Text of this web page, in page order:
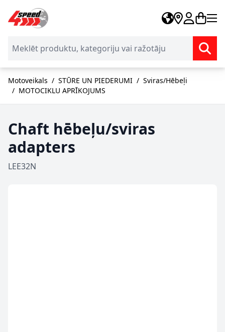
Skip to Content
Motoveikals / STŪRE UN PIEDERUMI / Sviras/Hēbeļi
/ MOTOCIKLU APRĪKOJUMS
Chaft hēbeļu/sviras
adapters
LEE32N